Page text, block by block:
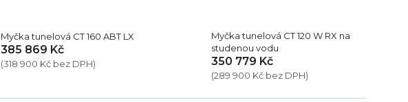
Myčka tunelová CT 160 ABT LX
385 869 Kč
(318 900 Kč bez DPH)
Myčka tunelová CT 120 W RX na
studenou vodu
350 779 Kč
(289 900 Kč bez DPH)